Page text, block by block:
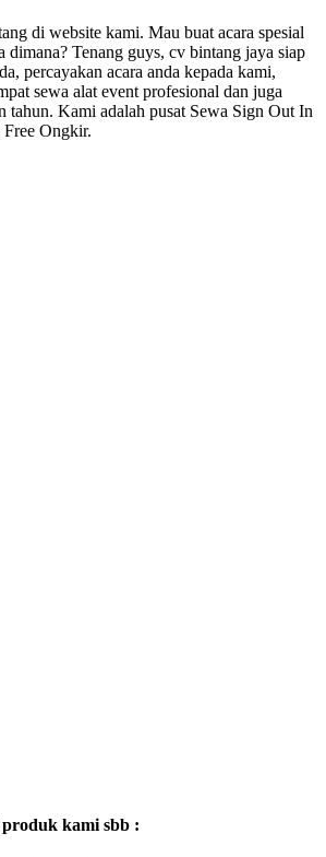
di website kami. Mau buat acara spesial
dimana? Tenang guys, cv bintang jaya siap
percayakan acara anda kepada kami,
sewa alat event profesional dan juga
tahun. Kami adalah pusat Sewa Sign Out In
Ongkir.
kami sbb :